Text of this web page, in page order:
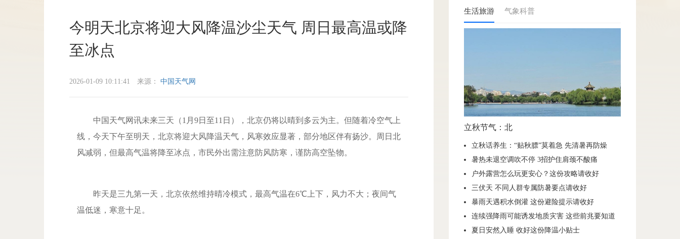
今明天北京将迎大风降温沙尘天气 周日最高温或降
至冰点
2026-01-09 10:11:41 来源： 中国天气网
中国天气网讯未来三天（1月9日至11日），北京仍将以晴到多云为主。但 随着冷空气上
线，今天下午至明天， 北京将迎大风降温天气，风寒效应显著 ，部分地区伴有扬沙。
周日北
风减弱，但最高气温将降至冰点，市民外出需注意防风防寒，谨防高空坠物。
昨天是三九第一天， 北京依然维持晴冷模式， 最高气温在6℃上下 ，风力不大；夜间气
温低迷，寒意十足。
生活旅游 气象科普
立秋节气：北
立秋话养生：“贴秋膘”莫着急 先清暑再防燥
暑热未退空调吹不停 3招护住肩颈不酸痛
户外露营怎么玩更安心？这份攻略请收好
三伏天 不同人群专属防暑要点请收好
暴雨天遇积水倒灌 这份避险提示请收好
连续强降雨可能诱发地质灾害 这些前兆要知道
夏日安然入睡 收好这份降温小贴士